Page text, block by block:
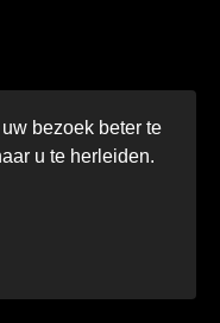
bezoek beter te
u te herleiden.